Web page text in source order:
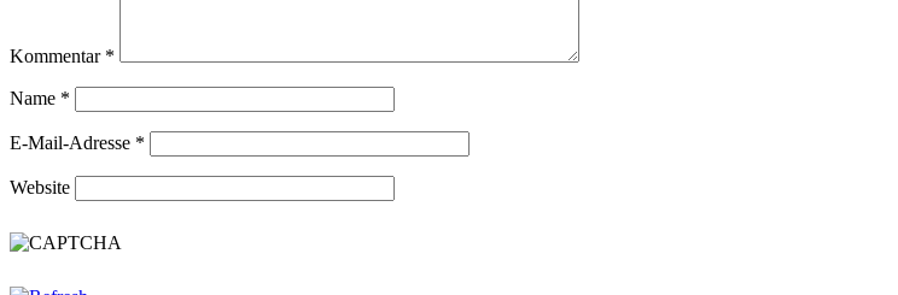
Kommentar *
Name *
E-Mail-Adresse *
Website